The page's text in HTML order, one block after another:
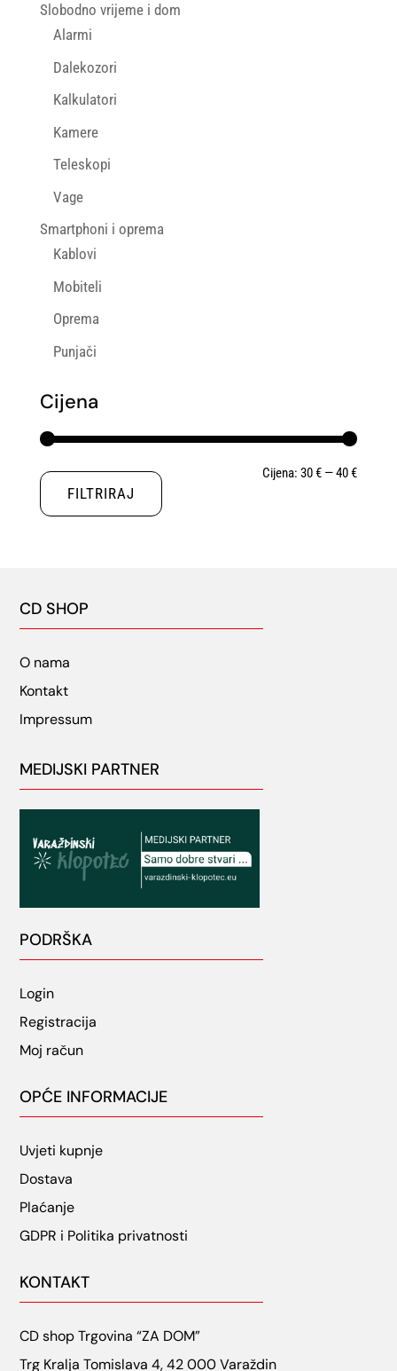
Slobodno vrijeme i dom
Alarmi
Dalekozori
Kalkulatori
Kamere
Teleskopi
Vage
Smartphoni i oprema
Kablovi
Mobiteli
Oprema
Punjači
Cijena
Min
Maks
FILTRIRAJ
Cijena:30 € —40 €
CD SHOP
O nama
Kontakt
Impressum
MEDIJSKI PARTNER
PODRŠKA
Login
Registracija
Moj račun
OPĆE INFORMACIJE
Uvjeti kupnje
Dostava
Plaćanje
GDPR i Politika privatnosti
KONTAKT
CD shop Trgovina “ZA DOM”
Trg Kralja Tomislava 4, 42 000 Varaždin